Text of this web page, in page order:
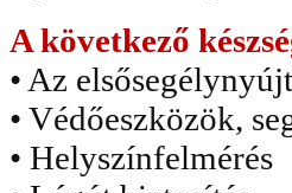
A következő
• Az
• Védőeszközök,
• Helyszínfelmérés